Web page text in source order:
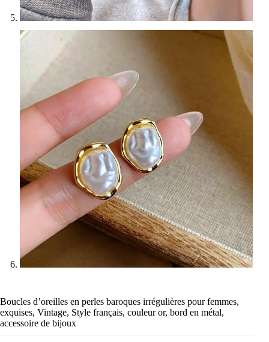
Boucles d’oreilles en perles baroques irrégulières pour femmes,
exquises, Vintage, Style français, couleur or, bord en métal,
accessoire de bijoux